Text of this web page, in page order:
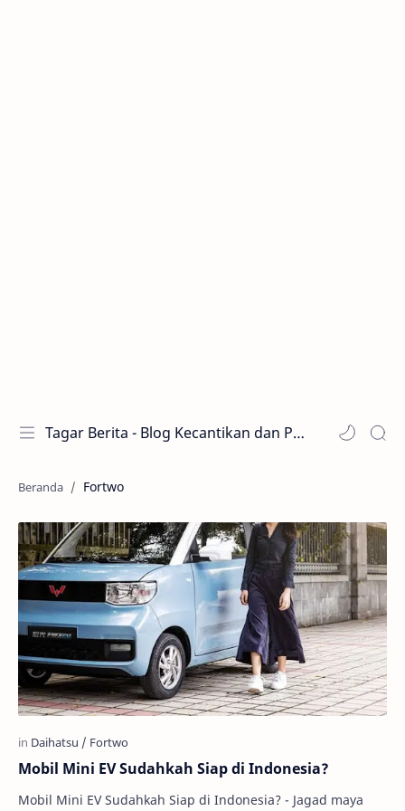
Tagar Berita - Blog Kecantikan dan Perawatan
Fortwo
Mobil Mini EV Sudahkah Siap di Indonesia?
Mobil Mini EV Sudahkah Siap di Indonesia? - Jagad maya